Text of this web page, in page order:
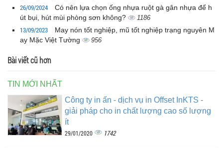
26/09/2024
Có nên lựa chọn ống nhựa ruột gà gân nhựa để h
út bụi, hút mùi phòng sơn không?
1186
13/09/2023
May nón tốt nghiệp, mũ tốt nghiệp trạng nguyên M
ay Mặc Việt Tường
956
Bài viết cũ hơn
TIN MỚI NHẤT
Công ty in ấn - dịch vụ in Offset InKTS -
giải pháp cho in chất lượng cao số lượng
ít
29/01/2020 1742